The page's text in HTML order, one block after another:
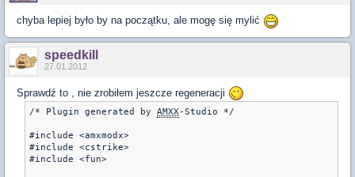
chyba lepiej było by na początku, ale mogę się mylić
speedkill
27.01.2012
Sprawdź to , nie zrobiłem jeszcze regeneracji
/* Plugin generated by AMXX-Studio */
#include <amxmodx>
#include <cstrike>
#include <fun>